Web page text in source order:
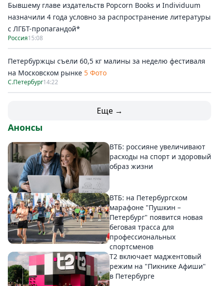
Бывшему главе издательств Popcorn Books и Individuum
назначили 4 года условно за распространение литературы
с ЛГБТ-пропагандой*
Россия15:08
Петербуржцы съели 60,5 кг малины за неделю фестиваля
на Московском рынке 5 Фото
С.Петербург14:22
Еще →
Анонсы
ВТБ: россияне увеличивают
расходы на спорт и здоровый
образ жизни
ВТБ: на Петербургском
марафоне "Пушкин –
Петербург" появится новая
беговая трасса для
профессиональных
спортсменов
Т2 включает маджентовый
режим на "Пикнике Афиши"
в Петербурге